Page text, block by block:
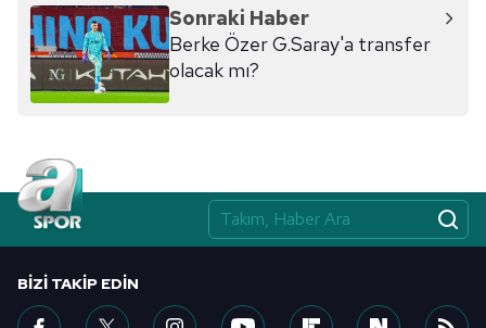
Sonraki Haber
Berke Özer G.Saray'a transfer
olacak mı?
BIZI TAKIP EDIN